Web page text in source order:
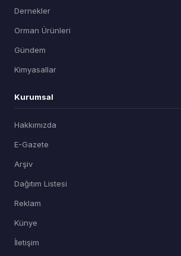
Dernekler
Orman Ürünleri
Gündem
Kimyasallar
Kurumsal
Hakkımızda
E-Gazete
Arşiv
Dağıtım Listesi
Reklam
Künye
İletişim